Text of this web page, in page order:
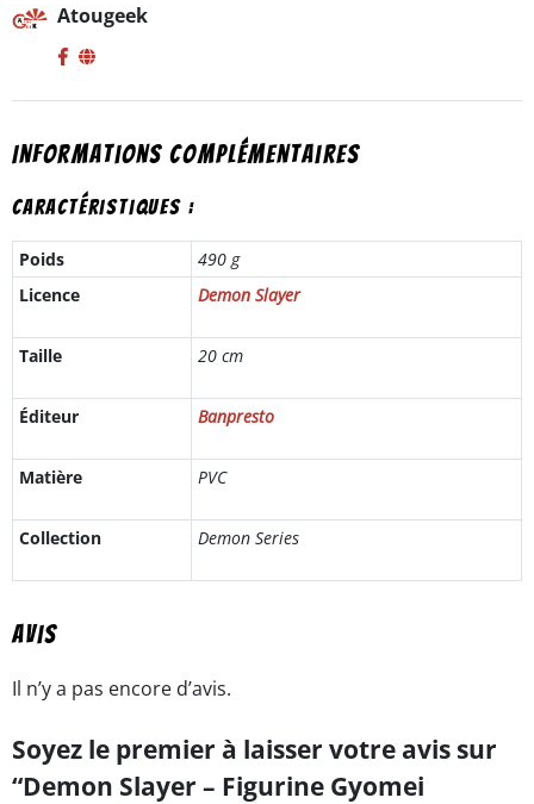
Atougeek
Informations complémentaires
Caractéristiques :
Poids
490 g
Licence
Demon Slayer
Taille 20 cm
Éditeur Banpresto
Matière PVC
Collection Demon Series
Avis
Il n’y a pas encore d’avis.
Soyez le premier à laisser votre avis sur
“Demon Slayer – Figurine Gyomei